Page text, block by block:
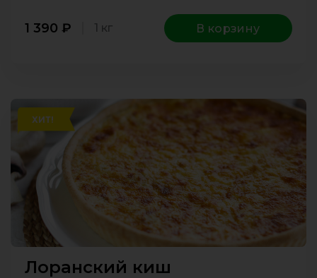
1 390 ₽ 1 кг В корзину
ХИТ!
Лоранский киш